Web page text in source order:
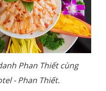
Phan Thiết cùng
-Phan Thiết.